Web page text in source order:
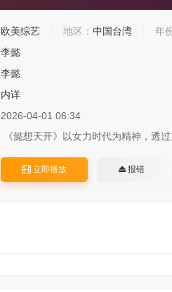
欧美综艺 地区： 中国台湾 年
李懿
李懿
内详
2026-04-01 06:34
《懿想天开》以女力时代为精神，透
立即播放 报错